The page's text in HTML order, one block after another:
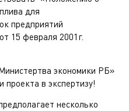
для
предприятий
15 февраля 2001г.
экономики РБ»
проекта в экспертизу!
несколько